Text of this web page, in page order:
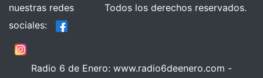
nuestras redes
sociales:
Todos los derechos reservados.
Radio 6 de Enero: www.radio6deenero.com -